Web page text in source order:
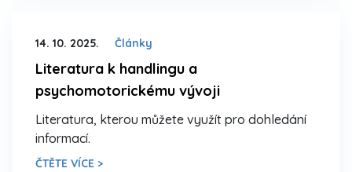
14. 10. 2025. Články
Literatura k handlingu a
psychomotorickému vývoji
Literatura, kterou můžete využít pro dohledání
informací.
ČTĚTE VÍCE >